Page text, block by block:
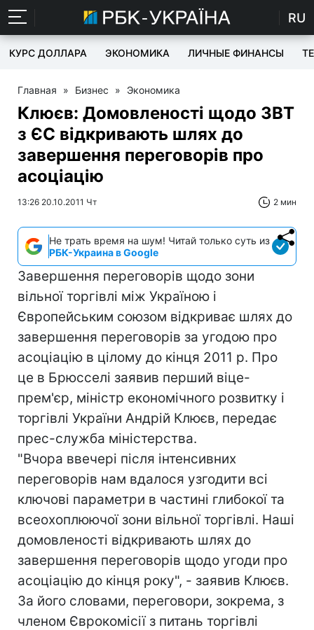
RU
КУРС ДОЛЛАРА ЭКОНОМИКА ЛИЧНЫЕ ФИНАНСЫ
Главная » Бизнес » Экономика
Клюєв: Домовленості щодо ЗВТ
з ЄС відкривають шлях до
завершення переговорів про
асоціацію
13:26 20.10.2011 Чт 2 мин
Не трать время на шум! Читай только суть из
РБК-Украина в Google
Завершення переговорів щодо зони
вільної торгівлі між Україною і
Європейським союзом відкриває шлях до
завершення переговорів за угодою про
асоціацію в цілому до кінця 2011 р. Про
це в Брюсселі заявив перший віце-
прем'єр, міністр економічного розвитку і
торгівлі України Андрій Клюєв, передає
прес-служба міністерства.
"Вчора ввечері після інтенсивних
переговорів нам вдалося узгодити всі
ключові параметри в частині глибокої та
всеохоплюючої зони вільної торгівлі. Наші
домовленості відкривають шлях до
завершення переговорів щодо угоди про
асоціацію до кінця року", - заявив Клюєв.
За його словами, переговори, зокрема, з
членом Єврокомісії з питань торгівлі